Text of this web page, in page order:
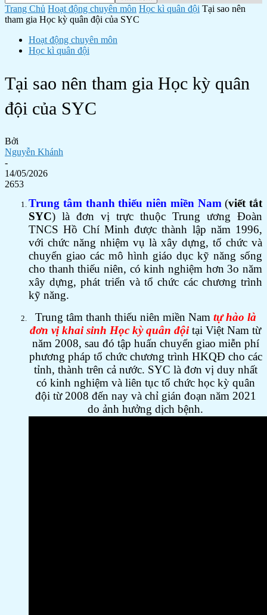
Trang Chủ Hoạt động chuyên môn Học kì quân đội Tại sao nên
tham gia Học kỳ quân đội của SYC
Hoạt động chuyên môn
Học kì quân đội
Tại sao nên tham gia Học kỳ quân
đội của SYC
Bởi
Nguyễn Khánh
-
14/05/2026
2653
Trung tâm thanh thiếu niên miền Nam (viết tắt
SYC) là đơn vị trực thuộc Trung ương Đoàn
TNCS Hồ Chí Minh được thành lập năm 1996,
với chức năng nhiệm vụ là xây dựng, tổ chức và
chuyển giao các mô hình giáo dục kỹ năng sống
cho thanh thiếu niên, có kinh nghiệm hơn 3o năm
xây dựng, phát triển và tổ chức các chương trình
kỹ năng.
Trung tâm thanh thiếu niên miền Nam tự hào là
đơn vị khai sinh Học kỳ quân đội tại Việt Nam từ
năm 2008, sau đó tập huấn chuyển giao miễn phí
phương pháp tổ chức chương trình HKQĐ cho các
tỉnh, thành trên cả nước. SYC là đơn vị duy nhất
có kinh nghiệm và liên tục tổ chức học kỳ quân
đội từ 2008 đến nay và chỉ gián đoạn năm 2021
do ảnh hưởng dịch bệnh.